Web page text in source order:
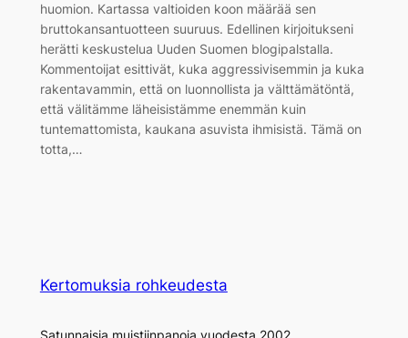
huomion. Kartassa valtioiden koon määrää sen
bruttokansantuotteen suuruus. Edellinen kirjoitukseni
herätti keskustelua Uuden Suomen blogipalstalla.
Kommentoijat esittivät, kuka aggressivisemmin ja kuka
rakentavammin, että on luonnollista ja välttämätöntä,
että välitämme läheisistämme enemmän kuin
tuntemattomista, kaukana asuvista ihmisistä. Tämä on
totta,…
Kertomuksia rohkeudesta
Satunnaisia muistiinpanoja vuodesta 2002